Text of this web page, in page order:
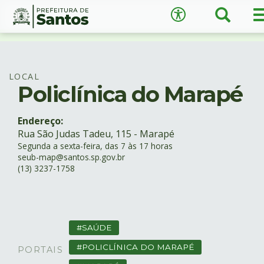
Ir
conteúdo
menu
rodapé
Busca
Acessibilidade
A+
↺Restaurar padrão
Conteúdo
LOCAL
Policlínica do Marapé
Endereço:
Rua São Judas Tadeu, 115 - Marapé
Segunda a sexta-feira, das 7 às 17 horas
seub-map@santos.sp.gov.br
(13) 3237-1758
PORTAIS
SAÚDE
POLICLÍNICA DO MARAPÉ